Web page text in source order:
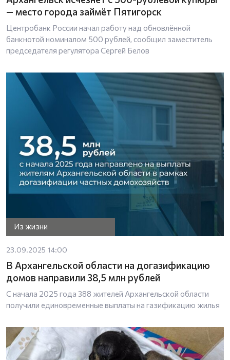
— место города займёт Пятигорск
Центробанк России начал работу над обновлённой
банкнотой номиналом 500 рублей, сообщил заместитель
председателя регулятора Сергей Белов
Из жизни
23.09.2025 14:00
В Архангельской области на догазификацию
домов направили 38,5 млн рублей
С начала 2025 года 388 жителей Архангельской области
получили единовременные выплаты на газификацию жилья